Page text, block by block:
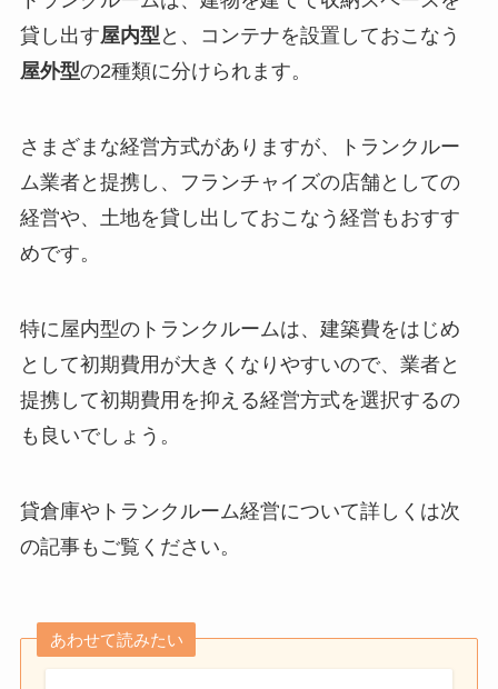
貸し出す屋内型 と、コンテナを設置しておこなう
屋外型の2種類に分けられます。
さまざまな経営方式がありますが、トランクルー
ム業者と提携し、フランチャイズの店舗としての
経営や、土地を貸し出しておこなう経営もおすす
めです。
特に屋内型のトランクルームは、建築費をはじめ
として初期費用が大きくなりやすいので、業者と
提携して初期費用を抑える経営方式を選択するの
も良いでしょう。
貸倉庫やトランクルーム経営について詳しくは次
の記事もご覧ください。
あわせて読みたい